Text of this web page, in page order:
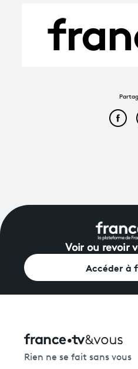
Voir ou revoir
Accéder à
Rien ne se fait sans vous